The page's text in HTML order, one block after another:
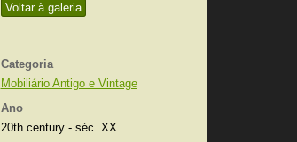
Voltar à galeria
Categoria
Mobiliário Antigo e Vintage
Ano
20th century - séc. XX